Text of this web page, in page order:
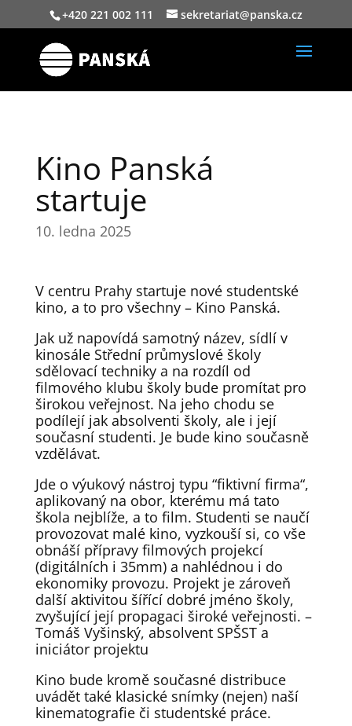
+420 221 002 111 sekretariat@panska.cz
Kino Panská
startuje
10. ledna 2025
V centru Prahy startuje nové studentské
kino, a to pro všechny – Kino Panská.
Jak už napovídá samotný název, sídlí v
kinosále Střední průmyslové školy
sdělovací techniky a na rozdíl od
filmového klubu školy bude promítat pro
širokou veřejnost. Na jeho chodu se
podílejí jak absolventi školy, ale i její
současní studenti. Je bude kino současně
vzdělávat.
Jde o výukový nástroj typu “fiktivní firma“,
aplikovaný na obor, kterému má tato
škola nejblíže, a to film. Studenti se naučí
provozovat malé kino, vyzkouší si, co vše
obnáší přípravy filmových projekcí
(digitálních i 35mm) a nahlédnou i do
ekonomiky provozu. Projekt je zároveň
další aktivitou šířící dobré jméno školy,
zvyšující její propagaci široké veřejnosti. –
Tomáš Vyšinský, absolvent SPŠST a
iniciátor projektu
Kino bude kromě současné distribuce
uvádět také klasické snímky (nejen) naší
kinematografie či studentské práce.